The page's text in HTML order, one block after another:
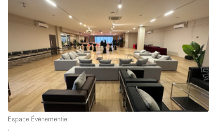
Caractéristiques de l'espace
Accès aux handicapés
Air conditionné
Animals Friendly
Ascenseur
Bar
Espace Événementiel
∙